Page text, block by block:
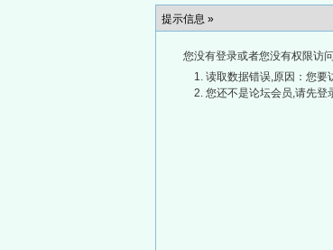
提示信息 »
您没有登录或者您没有权限访
读取数据错误,原因：您要
您还不是论坛会员,请先登